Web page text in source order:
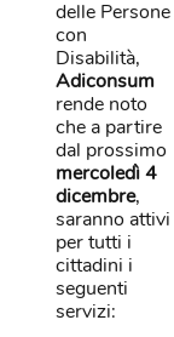
delle Persone
con
Disabilità,
Adiconsum
rende noto
che a partire
dal prossimo
mercoledì 4
dicembre,
saranno attivi
per tutti i
cittadini i
seguenti
servizi: